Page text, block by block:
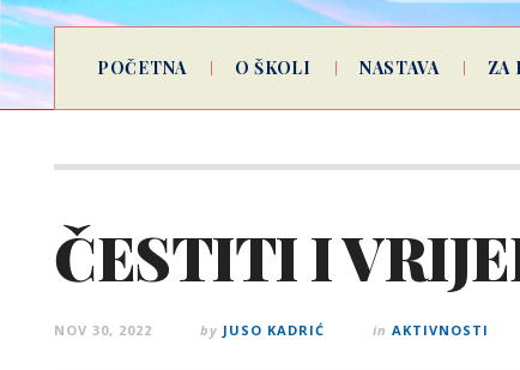
POČETNA O ŠKOLI NASTAVA ZA
ČESTITI I
NOV 30, 2022 by JUSO KADRIĆ in AKTIVNOSTI